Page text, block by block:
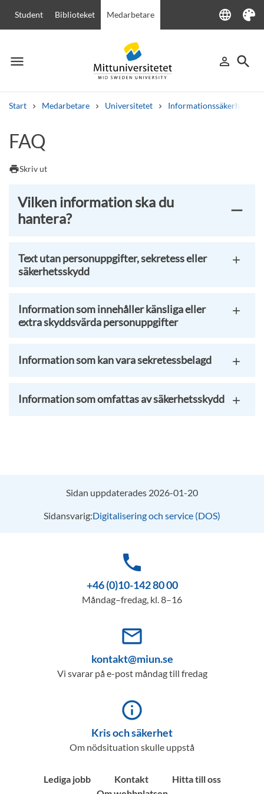
Student Biblioteket Medarbetare language
Language
Tema
menu
Meny person_outline
Logga in
search
Sök
Start Medarbetare Universitetet Informationssäkerhet
Andra söktjänster
Kurser och program
FAQ
printSkriv ut
Vilken information ska du
hantera?
Text utan personuppgifter, sekretess eller
säkerhetsskydd
Information som innehåller känsliga eller
extra skyddsvärda personuppgifter
Information som kan vara sekretessbelagd
Information som omfattas av säkerhetsskydd
Sidan uppdaterades 2026-01-20
Sidansvarig:Digitalisering och service (DOS)
phone
+46 (0)10-142 80 00
Måndag–fredag, kl. 8–16
mail_outline
kontakt@miun.se
Vi svarar på e-post måndag till fredag
info_outline
Kris och säkerhet
Om nödsituation skulle uppstå
Lediga jobb Kontakt
Hitta till oss